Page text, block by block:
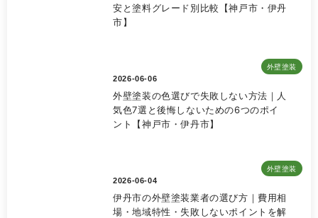
安と塗料グレード別比較【神戸市・伊丹
市】
外壁塗装
2026-06-06
外壁塗装の色選びで失敗しない方法｜人
気色7選と後悔しないための6つのポイ
ント【神戸市・伊丹市】
外壁塗装
2026-06-04
伊丹市の外壁塗装業者の選び方｜費用相
場・地域特性・失敗しないポイントを解